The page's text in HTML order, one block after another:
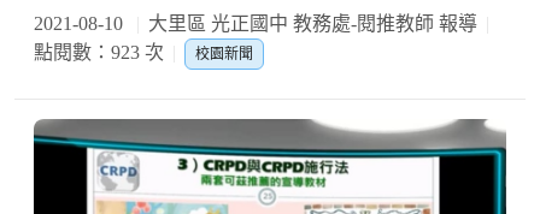
2021-08-10
大里區 光正國中 教務處-閱推教師 報導
點閱數：923 次
校園新聞